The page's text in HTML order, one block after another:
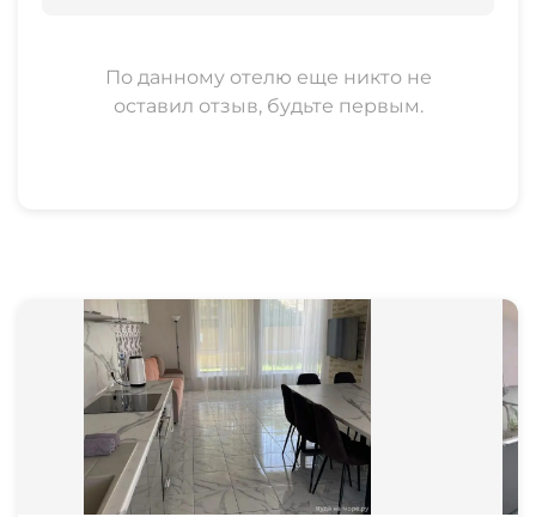
По данному отелю еще никто не
оставил отзыв, будьте первым.